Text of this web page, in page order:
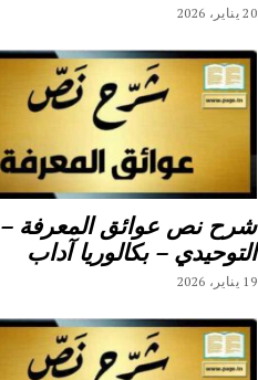
20 يناير، 2026
شرح نص عوائق المعرفة –
التوحيدي – بكالوريا آداب
19 يناير، 2026